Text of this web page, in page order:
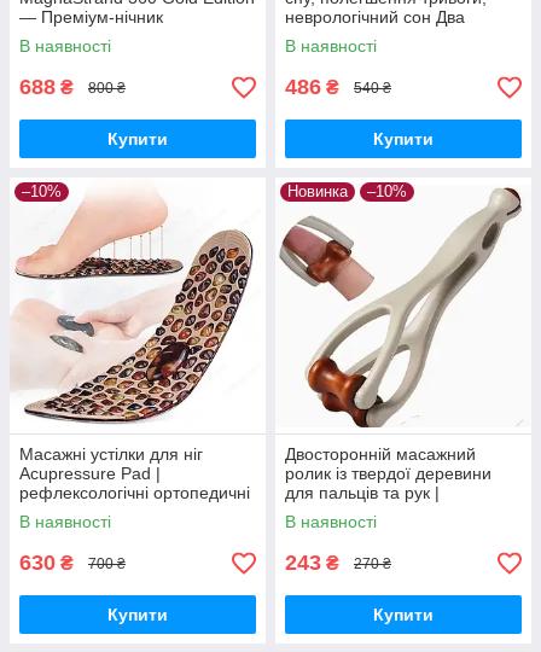
— Преміум-нічник
трансформер, дизайнерська
LED-лампа
В наявності
688 ₴ 800 ₴
Купити
неврологічний сон Два
режими, 20 рівнів
інтенсивності
В наявності
486 ₴ 540 ₴
Купити
–10%
Масажні устілки для ніг
Acupressure Pad |
рефлексологічні ортопедичні
устілки | анти-втома,
стимуляція точок стопи
В наявності
630 ₴ 700 ₴
Купити
Новинка –10%
Двосторонній масажний
ролик із твердої деревини
для пальців та рук |
компактний ручний масажер
для релаксу
В наявності
243 ₴ 270 ₴
Купити